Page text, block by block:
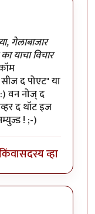
गेलाबाजार
याचा विचार
द पोएट" या
वन नोज् द
द थॉट इज
! ;-)
सदस्य व्हा